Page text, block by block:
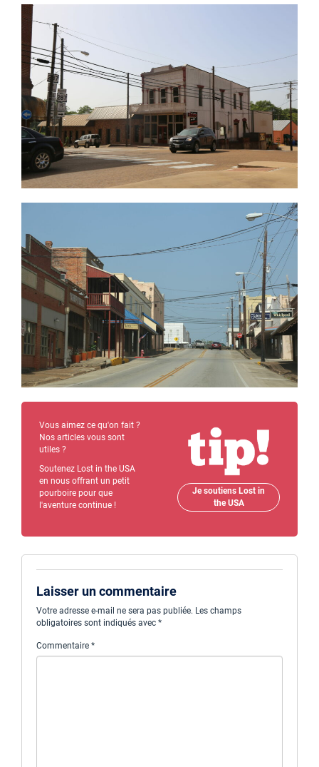
Vous aimez ce qu'on fait ?
Nos articles vous sont
utiles ?
Soutenez Lost in the USA
en nous offrant un petit
pourboire pour que
l'aventure continue !
Je soutiens Lost in
the USA
Laisser un commentaire
Votre adresse e-mail ne sera pas publiée. Les champs
obligatoires sont indiqués avec *
Commentaire *